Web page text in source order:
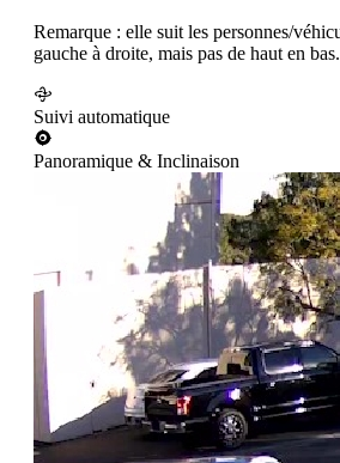
Remarque : elle suit les personnes/
gauche à droite, mais pas de haut en bas.
Suivi automatique
Panoramique & Inclinaison